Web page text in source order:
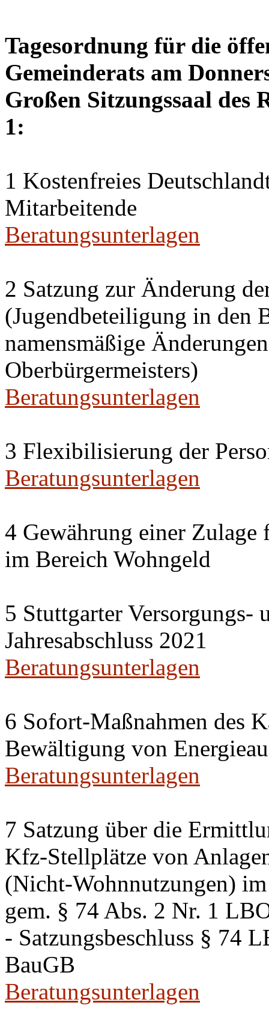
Tagesordnung für die
Gemeinderats am
Großen Sitzungssaal des
1:
1 Kostenfreies
Mitarbeitende
Beratungsunterlagen
2 Satzung zur Änderung
(Jugendbeteiligung in den
namensmäßige
Oberbürgermeisters)
Beratungsunterlagen
3 Flexibilisierung der
Beratungsunterlagen
4 Gewährung einer
im Bereich Wohngeld
5 Stuttgarter Versorgungs-
Jahresabschluss 2021
Beratungsunterlagen
6 Sofort-Maßnahmen des
Bewältigung von
Beratungsunterlagen
7 Satzung über die
Kfz-Stellplätze von
(Nicht-Wohnnutzungen)
gem. § 74 Abs. 2 Nr. 1
- Satzungsbeschluss § 74
BauGB
Beratungsunterlagen